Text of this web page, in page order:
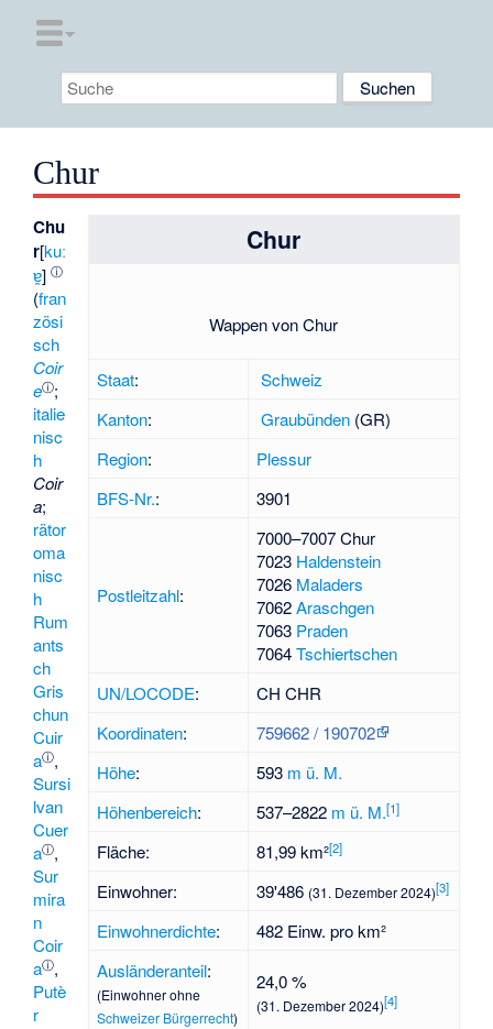
Chur
Chur
Wappen von Chur
Staat:
Schweiz
Kanton: Graubünden (GR)
Region:
Plessur
BFS-Nr.: 3901
Postleitzahl:
7000–7007 Chur
7023 Haldenstein
7026 Maladers
7062Araschgen
7063 Praden
7064Tschiertschen
UN/LOCODE:
CH CHR
Koordinaten: 759662/190702
Höhe: 593 m ü. M.
Höhenbereich: 537–2822 m ü. M.[1]
Fläche: 81,99 km²[2]
Einwohner: 39'486 (31. Dezember 2024)[3]
Einwohnerdichte:
482 Einw. pro km²
Ausländeranteil:
(Einwohner ohne
Schweizer Bürgerrecht)
24,0 %
(31. Dezember 2024)[4]
Chu
r[kuː
ɐ̯]ⓘ
(fran
zösi
sch
Coir
eⓘ;
italie
nisc
h
Coir
a;
rätor
oma
nisc
h
Rum
ants
ch
Gris
chun
Cuir
aⓘ,
Sursi
lvan
Cuer
aⓘ,
Sur
mira
n
Coir
aⓘ,
Putè
r